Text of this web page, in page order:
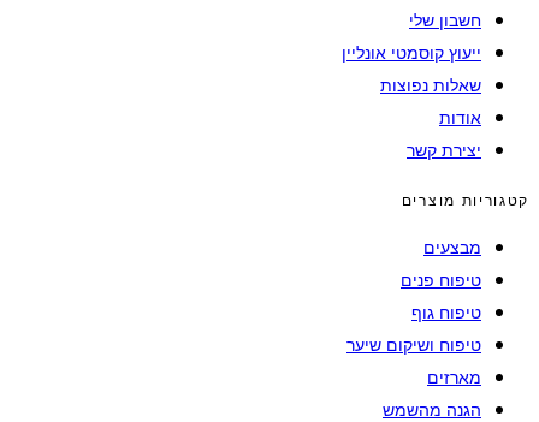
חשבון שלי
ייעוץ קוסמטי אונליין
שאלות נפוצות
אודות
יצירת קשר
קטגוריות מוצרים
מבצעים
טיפוח פנים
טיפוח גוף
טיפוח ושיקום שיער
מארזים
הגנה מהשמש